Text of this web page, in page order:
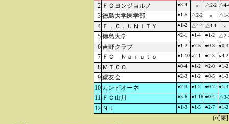
2 ＦＣヨンジョルノ ●3-4 × △2-2 △4-
3 徳島大学医学部 ●1-5 △2-2 × △1-
4 Ｆ．Ｃ．ＵＮＩＴＹ ●1-2 △4-4 △1-1 ×
5 徳島大学 ○2-1 ●1-4 ●1-2 △2-
6 吉野クラブ ●1-2 ●2-5 ●0-3 ●0-3
7 ＦＣ Ｎａｒｕｔｏ ●1-10 ○2-1 ●2-3 ○4-2
8 ＭＴＣＯ ●0-4 ●1-2 ○2-0 ●1-2
9 蹴友会 ●2-3 ●1-2 ●0-5 ●1-3
10 カンピオーネ ●2-3 ●1-2 ●0-2 ●1-3
11 ＦＣ山川 ●3-6 ●1-16 ●0-4 △3-
12 ＮＪ ●1-3 ●1-5 ●2-7 ●1-2
(○[勝